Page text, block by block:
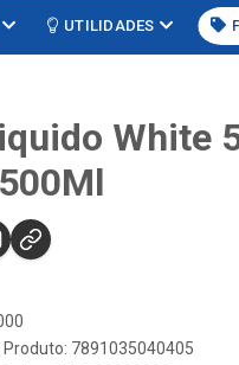
UTILIDADES
White
7891035040405